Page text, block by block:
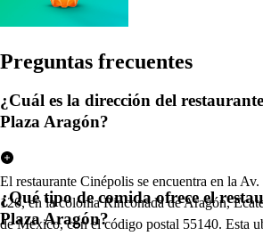
Preguntas frecuentes
¿Cuál es la dirección del
Plaza Aragón?
El restaurante Cinépolis se encuentra en la
120, en la colonia Rinconada de Aragón,
de México, con el código postal 55140. Esta
¿Qué tipo de comida ofrece el
Plaza Aragón?